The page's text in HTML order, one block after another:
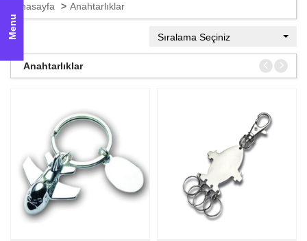
Menu
Anasayfa Anahtarlıklar
Sıralama Seçiniz
Anahtarlıklar